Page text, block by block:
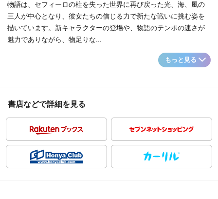
物語は、セフィーロの柱を失った世界に再び戻った光、海、風の
三人が中心となり、彼女たちの信じる力で新たな戦いに挑む姿を
描いています。新キャラクターの登場や、物語のテンポの速さが
魅力でありながら、物足りな...
もっと見る
書店などで詳細を見る